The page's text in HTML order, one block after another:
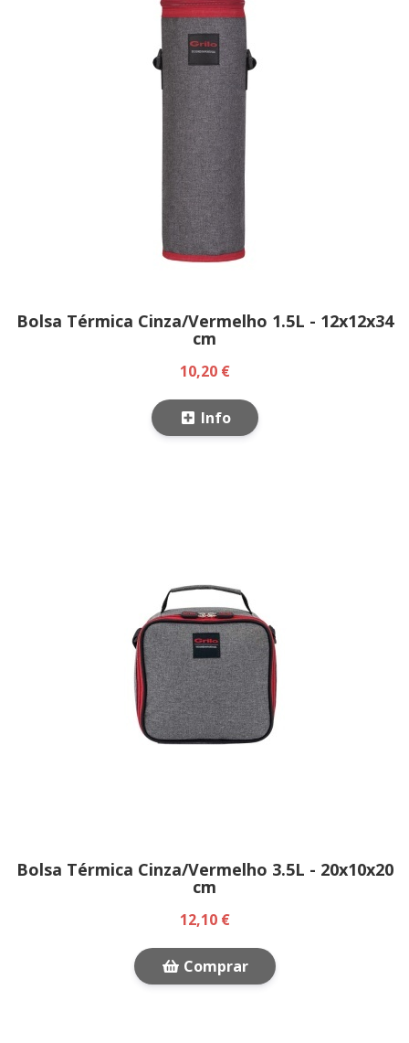
Bolsa Térmica Cinza/Vermelho 1.5L - 12x12x34
cm
10,20 €
Info
Bolsa Térmica Cinza/Vermelho 3.5L - 20x10x20
cm
12,10 €
Comprar